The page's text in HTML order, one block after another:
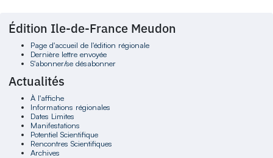
Édition Ile-de-France Meudon
Page d'accueil de l'édition régionale
Dernière lettre envoyée
S'abonner/se désabonner
Actualités
À l'affiche
Informations régionales
Dates Limites
Manifestations
Potentiel Scientifique
Rencontres Scientifiques
Archives